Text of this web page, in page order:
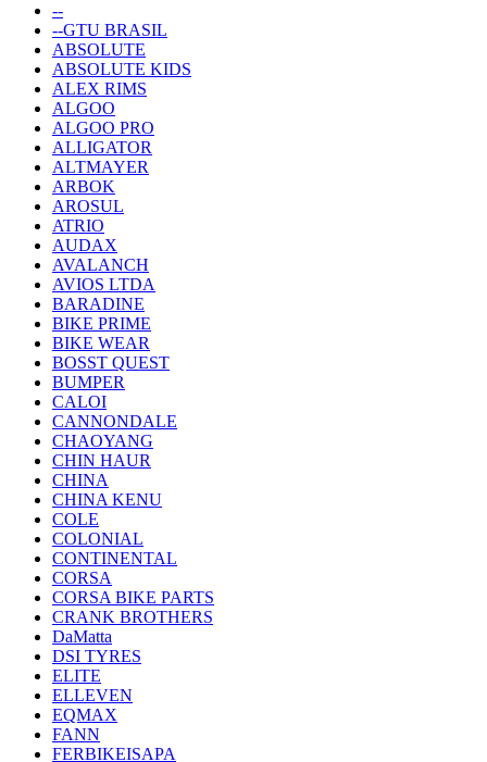
--
--GTU BRASIL
ABSOLUTE
ABSOLUTE KIDS
ALEX RIMS
ALGOO
ALGOO PRO
ALLIGATOR
ALTMAYER
ARBOK
AROSUL
ATRIO
AUDAX
AVALANCH
AVIOS LTDA
BARADINE
BIKE PRIME
BIKE WEAR
BOSST QUEST
BUMPER
CALOI
CANNONDALE
CHAOYANG
CHIN HAUR
CHINA
CHINA KENU
COLE
COLONIAL
CONTINENTAL
CORSA
CORSA BIKE PARTS
CRANK BROTHERS
DaMatta
DSI TYRES
ELITE
ELLEVEN
EQMAX
FANN
FERBIKEISAPA